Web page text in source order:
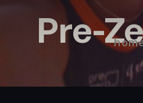
Pre-